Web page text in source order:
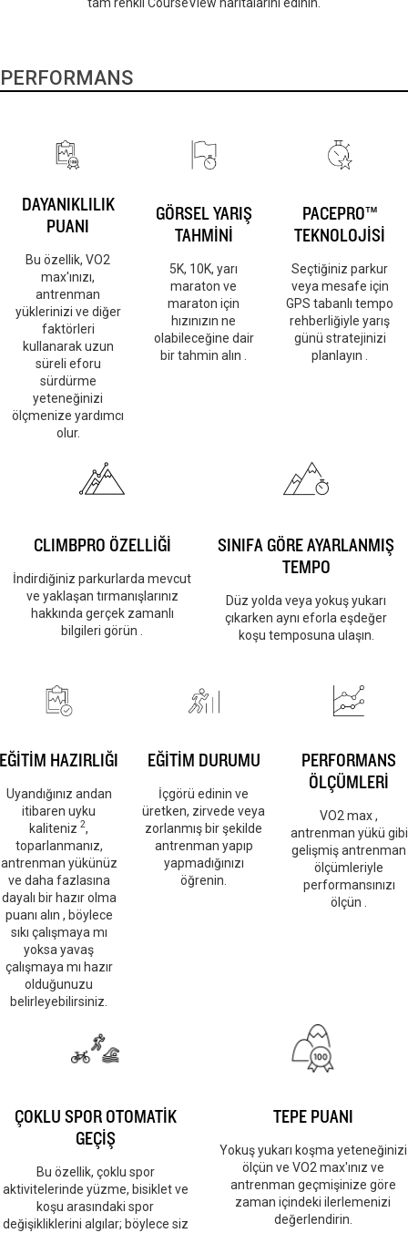
tam renkli CourseView haritalarını edinin.
PERFORMANS
DAYANIKLILIK
PUANI
Bu özellik, VO2
max'ınızı,
antrenman
yüklerinizi ve diğer
faktörleri
kullanarak uzun
süreli eforu
sürdürme
yeteneğinizi
ölçmenize yardımcı
olur.
GÖRSEL YARIŞ
TAHMİNİ
5K, 10K, yarı
maraton ve
maraton için
hızınızın ne
olabileceğine dair
bir tahmin alın .
PACEPRO™
TEKNOLOJİSİ
Seçtiğiniz parkur
veya mesafe için
GPS tabanlı tempo
rehberliğiyle yarış
günü stratejinizi
planlayın .
CLIMBPRO ÖZELLİĞİ
İndirdiğiniz parkurlarda mevcut
ve yaklaşan tırmanışlarınız
hakkında gerçek zamanlı
bilgileri görün .
SINIFA GÖRE AYARLANMIŞ
TEMPO
Düz yolda veya yokuş yukarı
çıkarken aynı eforla eşdeğer
koşu temposuna ulaşın.
EĞİTİM HAZIRLIĞI
Uyandığınız andan
itibaren uyku
kaliteniz2,
toparlanmanız,
antrenman yükünüz
ve daha fazlasına
dayalı bir hazır olma
puanı alın , böylece
sıkı çalışmaya mı
yoksa yavaş
çalışmaya mı hazır
olduğunuzu
belirleyebilirsiniz.
EĞİTİM DURUMU
İçgörü edinin ve
üretken, zirvede veya
zorlanmış bir şekilde
antrenman yapıp
yapmadığınızı
öğrenin.
PERFORMANS
ÖLÇÜMLERİ
VO2 max ,
antrenman yükü gibi
gelişmiş antrenman
ölçümleriyle
performansınızı
ölçün .
ÇOKLU SPOR OTOMATİK
GEÇİŞ
Bu özellik, çoklu spor
aktivitelerinde yüzme, bisiklet ve
koşu arasındaki spor
değişikliklerini algılar; böylece siz
TEPE PUANI
Yokuş yukarı koşma yeteneğinizi
ölçün ve VO2 max'ınız ve
antrenman geçmişinize göre
zaman içindeki ilerlemenizi
değerlendirin.